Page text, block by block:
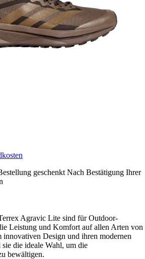
geschenkt Nach Bestätigung Ihrer
Agravic Lite sind für Outdoor-
Leistung und Komfort auf allen Arten von
Design und ihren modernen
sie die ideale Wahl, um die
bewältigen.